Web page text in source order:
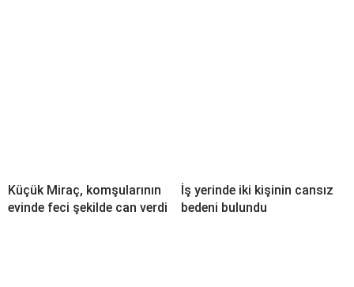
Küçük Miraç, komşularının
evinde feci şekilde can verdi
İş yerinde iki kişinin cansız
bedeni bulundu